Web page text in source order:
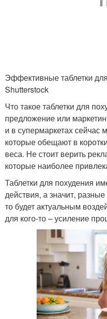
Эффективные таблетки
Shutterstock
Что такое таблетки для
предложение или
и в супермаркетах сейчас
которые обещают в
веса. Не стоит верить
которые наиболее
Таблетки для похудения
действия, а значит,
то будет актуальным
для кого-то – усиление